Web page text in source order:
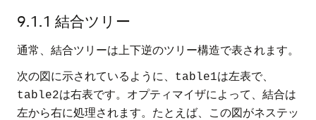
9.1.1 結合ツリー
通常、結合ツリーは上下逆のツリー構造で表されます。
次の図に示されているように、
table1は左表で、
table2は右表です。オプティマイザによって、結合は
左から右に処理されます。たとえば、この図がネステッ